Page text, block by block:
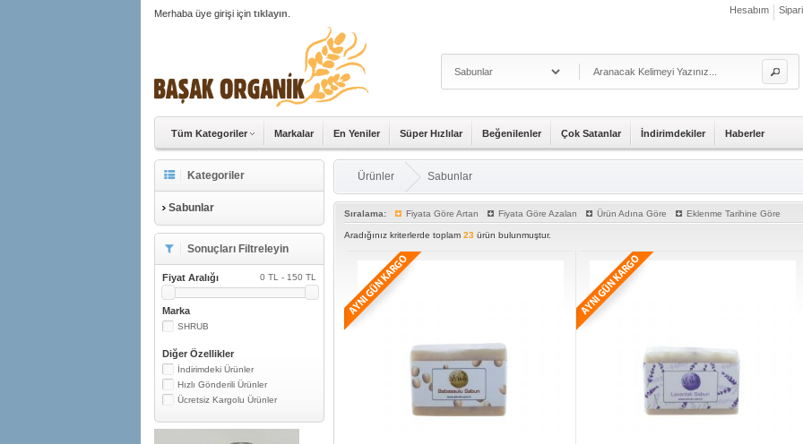
Merhaba üye girişi için tıklayın
Tüm Kategoriler Markalar En Yeniler Süper Hızlılar Beğenilenler Çok Satanlar İndirimdekiler Haberler
Hesabım
Kategoriler
Sabunlar
Sonuçları Filtreleyin
Fiyat Aralığı 0 TL - 150 TL
Marka
SHRUB
Diğer Özellikler
İndirimdeki Ürünler
Hızlı Gönderili Ürünler
Ücretsiz Kargolu Ürünler
Ürünler Sabunlar
Sıralama: Fiyata Göre Artan Fiyata Göre Azalan Ürün Adına Göre Eklenme Tarihine Göre
Aradığınız kriterlerde toplam 23 ürün bulunmuştur.